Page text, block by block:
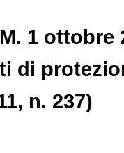
1 ottobre
di
n. 237)